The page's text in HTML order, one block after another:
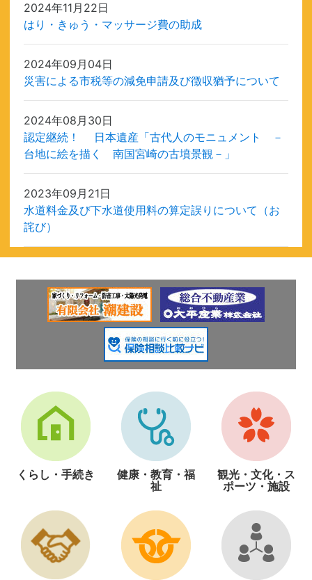
2024年11月22日
はり・きゅう・マッサージ費の助成
2024年09月04日
災害による市税等の減免申請及び徴収猶予について
2024年08月30日
認定継続！ 日本遺産「古代人のモニュメント －
台地に絵を描く 南国宮崎の古墳景観－」
2023年09月21日
水道料金及び下水道使用料の算定誤りについて（お
詫び）
くらし・手続き
健康・教育・福
祉
観光・文化・ス
ポーツ・施設